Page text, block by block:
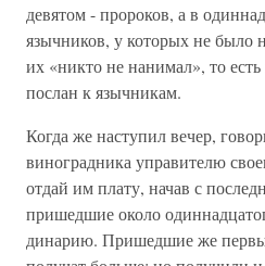
девятом - пророков, а в
язычников, у которых не было
их «никто не нанимал», то
послан к язычникам.
Когда же наступил вечер,
виноградника управителю
отдай им плату, начав с
пришедшие около
динарию. Пришедшие же